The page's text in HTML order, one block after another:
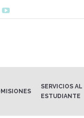
SERVICIOS AL
ESTUDIANTE